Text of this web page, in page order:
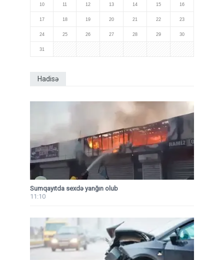
10 11 12 13 14 15 16
17 18 19 20 21 22 23
24 25 26 27 28 29 30
31
Hadisə
Sumqayıtda sexdə yanğın olub
11:10